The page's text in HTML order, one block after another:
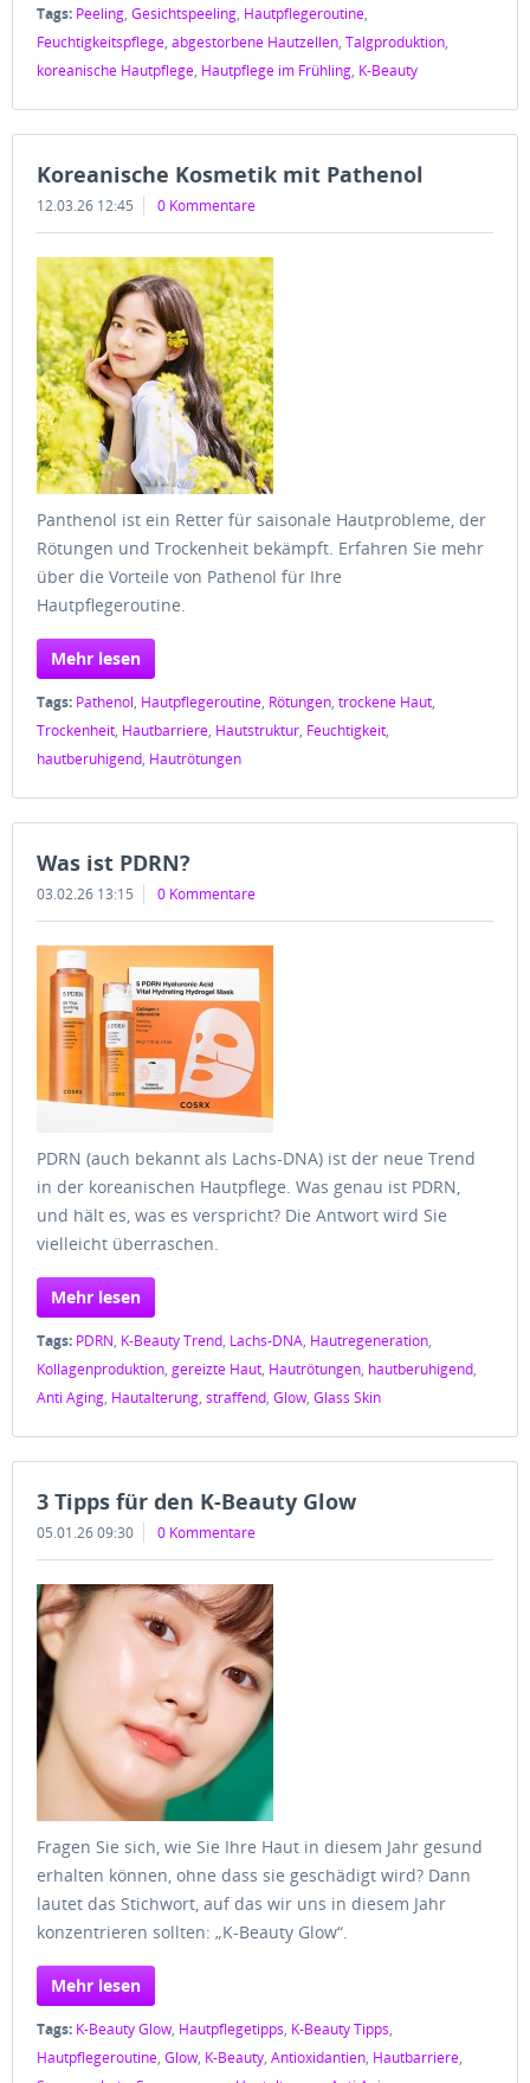
Tags: Peeling, Gesichtspeeling, Hautpflegeroutine,
Feuchtigkeitspflege, abgestorbene Hautzellen, Talgproduktion,
koreanische Hautpflege, Hautpflege im Frühling, K-Beauty
Koreanische Kosmetik mit Pathenol
12.03.26 12:45 0 Kommentare
Panthenol ist ein Retter für saisonale Hautprobleme, der
Rötungen und Trockenheit bekämpft. Erfahren Sie mehr
über die Vorteile von Pathenol für Ihre
Hautpflegeroutine.
Mehr lesen
Tags: Pathenol, Hautpflegeroutine, Rötungen, trockene Haut,
Trockenheit, Hautbarriere, Hautstruktur, Feuchtigkeit,
hautberuhigend, Hautrötungen
Was ist PDRN?
03.02.26 13:15 0 Kommentare
PDRN (auch bekannt als Lachs-DNA) ist der neue Trend
in der koreanischen Hautpflege. Was genau ist PDRN,
und hält es, was es verspricht? Die Antwort wird Sie
vielleicht überraschen.
Mehr lesen
Tags: PDRN, K-Beauty Trend, Lachs-DNA, Hautregeneration,
Kollagenproduktion, gereizte Haut, Hautrötungen, hautberuhigend,
Anti Aging, Hautalterung, straffend, Glow, Glass Skin
3 Tipps für den K-Beauty Glow
05.01.26 09:30 0 Kommentare
Fragen Sie sich, wie Sie Ihre Haut in diesem Jahr gesund
erhalten können, ohne dass sie geschädigt wird? Dann
lautet das Stichwort, auf das wir uns in diesem Jahr
konzentrieren sollten: „K-Beauty Glow“.
Mehr lesen
Tags: K-Beauty Glow, Hautpflegetipps, K-Beauty Tipps,
Hautpflegeroutine, Glow, K-Beauty, Antioxidantien, Hautbarriere,